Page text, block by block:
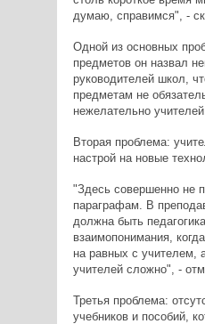
думаю, справимся", -
Одной из основных
предметов он назвал
руководителей школ,
предметам не
нежелательно
Вторая проблема:
настрой на новые
"Здесь совершенно не
параграфам. В
должна быть
взаимопонимания,
на равных с учителем,
учителей сложно", -
Третья проблема:
учебников и пособий,